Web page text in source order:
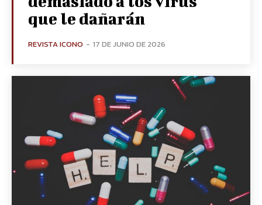
que le dañarán
REVISTA ICONO - 17 DE JUNIO DE 2026